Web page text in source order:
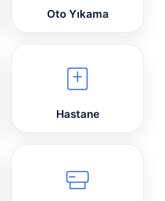
Oto Yıkama
Hastane